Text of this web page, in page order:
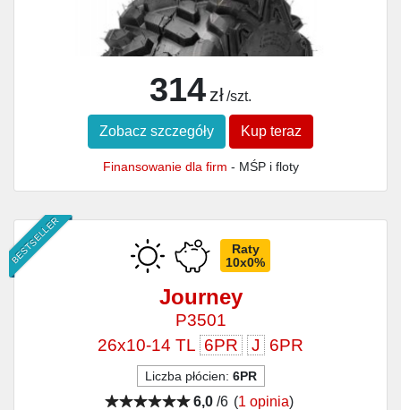
314 zł /szt.
Zobacz szczegóły Kup teraz
Finansowanie dla firm - MŚP i floty
BESTSELLER
Raty
10x0%
Journey
P3501
26x10-14 TL 6PR J 6PR
Liczba płócien: 6PR
6,0/6 (1 opinia)